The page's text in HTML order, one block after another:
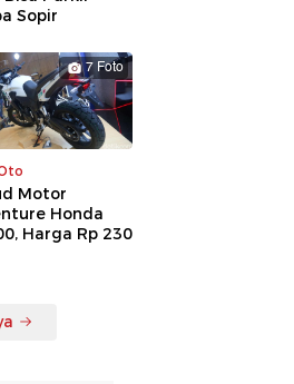
Sopir
7 Foto
Motor
Honda
Harga Rp 230